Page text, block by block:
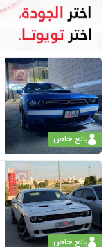
بائع خاص
بائع خاص